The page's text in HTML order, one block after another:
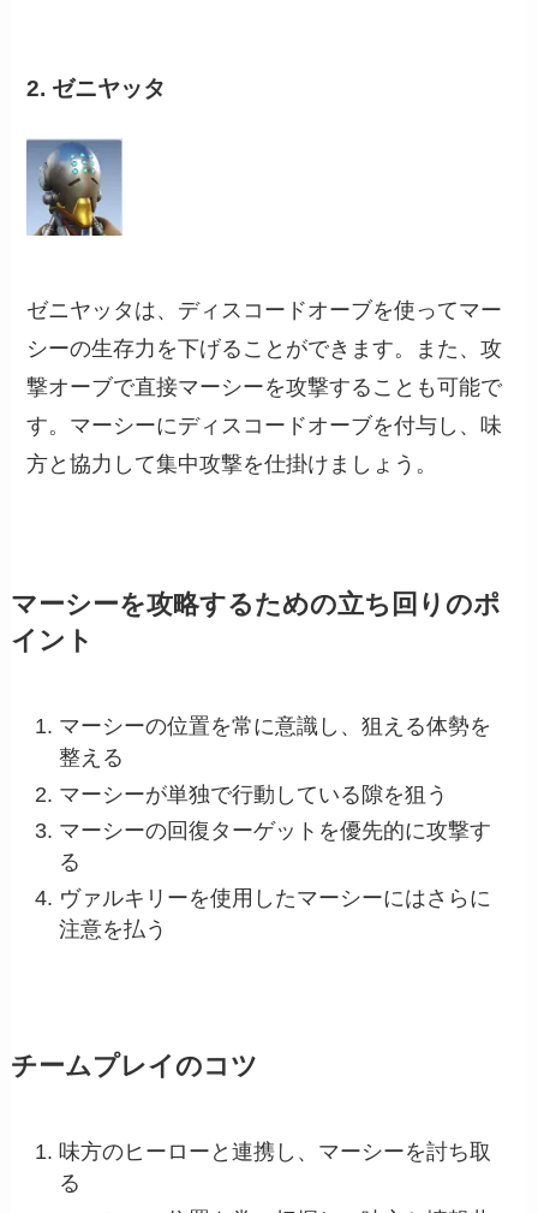
2. ゼニヤッタ
ゼニヤッタは、ディスコードオーブを使ってマー
シーの生存力を下げることができます。また、攻
撃オーブで直接マーシーを攻撃することも可能で
す。マーシーにディスコードオーブを付与し、味
方と協力して集中攻撃を仕掛けましょう。
マーシーを攻略するための立ち回りのポ
イント
マーシーの位置を常に意識し、狙える体勢を
整える
マーシーが単独で行動している隙を狙う
マーシーの回復ターゲットを優先的に攻撃す
る
ヴァルキリーを使用したマーシーにはさらに
注意を払う
チームプレイのコツ
味方のヒーローと連携し、マーシーを討ち取
る